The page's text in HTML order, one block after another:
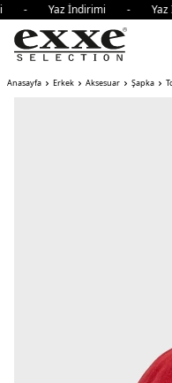
- Yaz İndirimi -
Anasayfa Erkek Aksesuar Şapka